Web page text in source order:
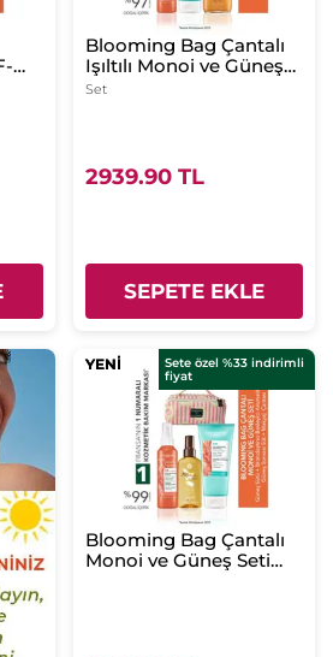
Blooming Bag Çantalı
Işıltılı Monoi ve Güneş
Seti- Güneş Spreyi 150
Set
2939.90 TL
SEPETE EKLE
YENİ
YENİ
Sete özel %33 indirimli
fiyat
Blooming Bag Çantalı
Monoi ve Güneş Seti